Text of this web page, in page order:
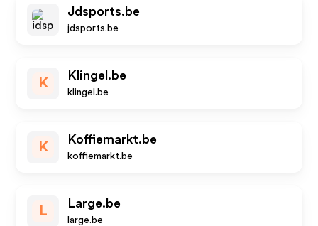
Jdsports.be
jdsports.be
K
Klingel.be
klingel.be
K
Koffiemarkt.be
koffiemarkt.be
L
Large.be
large.be